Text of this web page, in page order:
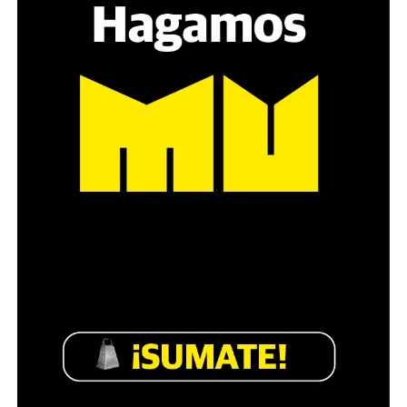
mamá de Lucía Pérez
“Estamos como el día 1”. La frase de la madre de la joven
asesinada en 2016 remite a aquel año: cuando
es a través del interrogante, que puedan encarnar la
pregunta», comparte Gonzalo, de 41 años.